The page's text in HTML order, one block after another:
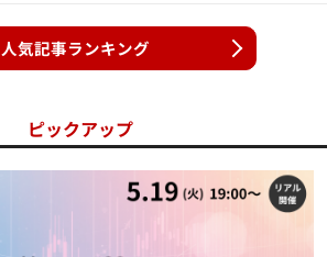
人気記事ランキング
ピックアップ